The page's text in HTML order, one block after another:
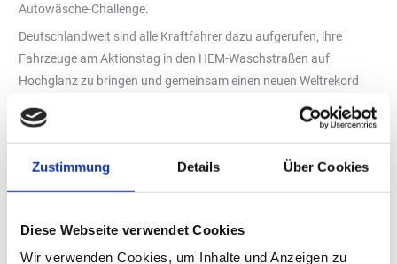
Zustimmung Details Über Cookies
Diese Webseite verwendet Cookies
Wir verwenden Cookies, um Inhalte und Anzeigen zu
Autowäsche-Challenge.
Deutschlandweit sind alle Kraftfahrer dazu aufgerufen, ihre
Fahrzeuge am Aktionstag in den HEM-Waschstraßen auf
Hochglanz zu bringen und gemeinsam einen neuen Weltrekord
aufzustellen. Die magische Zahl von 7.197 Autowäschen – die
derzeit bestehende amerikanische Weltbestleistung – gilt es zu
übertreffen. Um die Teilnahmebereitschaft zu maximieren, hat
HEM für den Aktionstag ein unschlagbares Angebot geschnürt
und bietet alle Autowäschen pauschal für fünf Euro an.